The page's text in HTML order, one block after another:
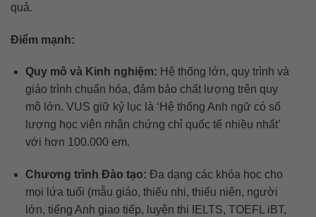
quả.
Điểm mạnh:
Quy mô và Kinh nghiệm: Hệ thống lớn, quy trình và
giáo trình chuẩn hóa, đảm bảo chất lượng trên quy
mô lớn. VUS giữ kỷ lục là ‘Hệ thống Anh ngữ có số
lượng học viên nhận chứng chỉ quốc tế nhiều nhất’
với hơn 100.000 em.
Chương trình Đào tạo: Đa dạng các khóa học cho
mọi lứa tuổi (mẫu giáo, thiếu nhi, thiếu niên, người
lớn, tiếng Anh giao tiếp, luyện thi IELTS, TOEFL iBT,